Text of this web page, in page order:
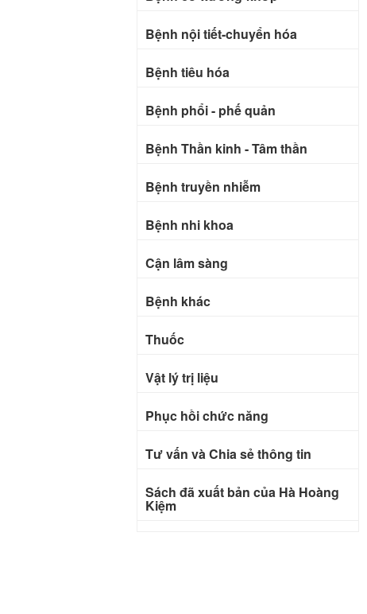
Bệnh nội tiết-chuyển hóa
Bệnh tiêu hóa
Bệnh phổi - phế quản
Bệnh Thần kinh - Tâm thần
Bệnh truyền nhiễm
Bệnh nhi khoa
Cận lâm sàng
Bệnh khác
Thuốc
Vật lý trị liệu
Phục hồi chức năng
Tư vấn và Chia sẻ thông tin
Sách đã xuất bản của Hà Hoàng
Kiệm